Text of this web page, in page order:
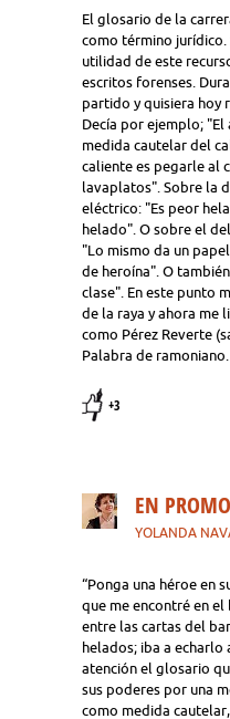
El glosario de la
como término jurídico.
utilidad de este
escritos forenses.
partido y quisiera hoy
Decía por ejemplo;
medida cautelar del
caliente es pegarle al
lavaplatos". Sobre la
eléctrico: "Es peor
helado". O sobre el
"Lo mismo da un
de heroína". O
clase". En este punto
de la raya y ahora me
como Pérez Reverte
Palabra de ramoniano.
+3
EN
YOLANDA
“Ponga una héroe en
que me encontré en
entre las cartas del
helados; iba a
atención el glosario
sus poderes por una
como medida